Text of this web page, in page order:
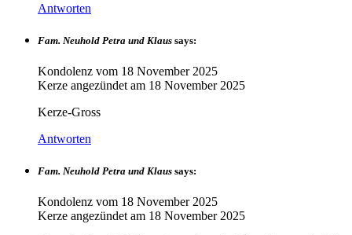
Antworten
Fam. Neuhold Petra und Klaus says:
Kondolenz vom 18 November 2025
Kerze angezündet am 18 November 2025
Kerze-Gross
Antworten
Fam. Neuhold Petra und Klaus says:
Kondolenz vom 18 November 2025
Kerze angezündet am 18 November 2025